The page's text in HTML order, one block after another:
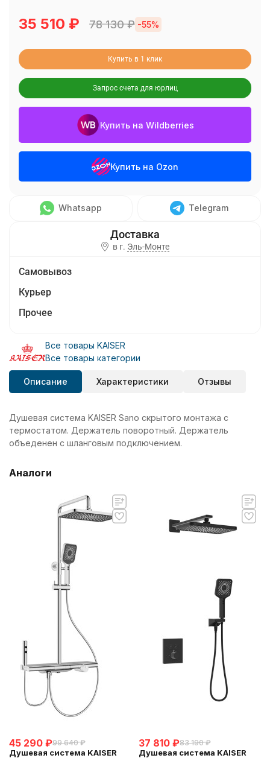
35 510 ₽ 78 130₽ -55%
Купить в 1 клик
Запрос счета для юрлиц
Купить на Wildberries
Купить на Ozon
Whatsapp Telegram
в г. Эль-Монте
Самовывоз
Курьер
Прочее
Все товары KAISER
Все товары категории
Описание Характеристики Отзывы
Душевая система KAISER Sano скрытого монтажа с
термостатом. Держатель поворотный. Держатель
объеденен с шланговым подключением.
Аналоги
45 290 ₽99 640 ₽
Душевая система KAISER
37 810 ₽83 190 ₽
Душевая система KAISER